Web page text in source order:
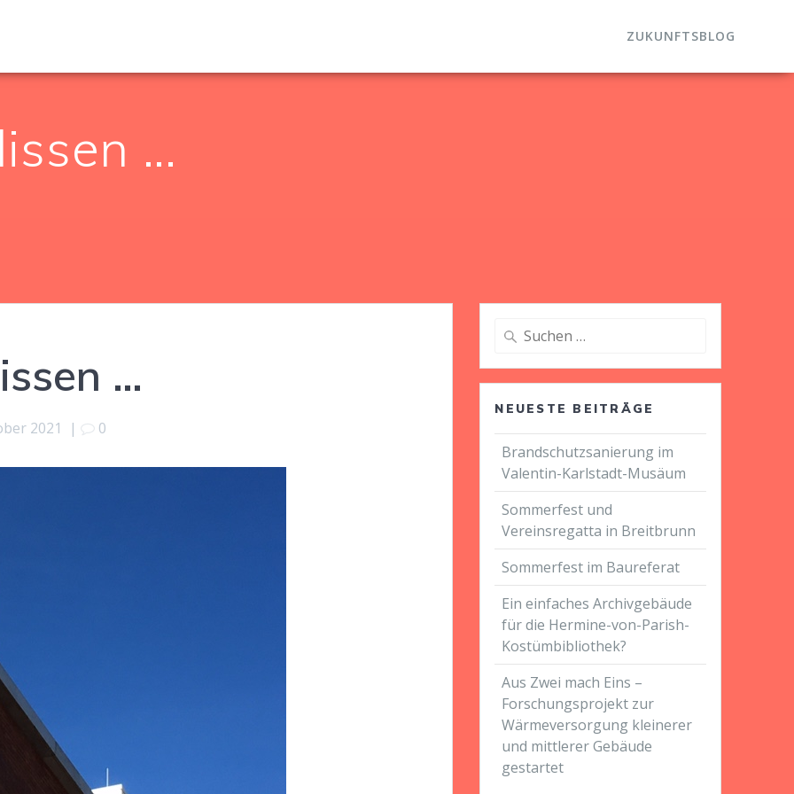
ZUKUNFTSBLOG
…
…
2021 | 0
Suche
nach:
NEUESTE BEITRÄGE
Brandschutzsanierung im
Valentin-Karlstadt-Musäum
Sommerfest und
Vereinsregatta in Breitbrunn
Sommerfest im Baureferat
Ein einfaches Archivgebäude
für die Hermine-von-Parish-
Kostümbibliothek?
Aus Zwei mach Eins –
Forschungsprojekt zur
Wärmeversorgung kleinerer
und mittlerer Gebäude
gestartet